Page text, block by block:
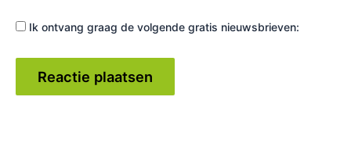
Ik ontvang graag de volgende gratis nieuwsbrieven: